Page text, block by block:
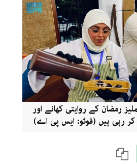
رمضان کے روایتی کھانے اور
رہی ہیں (فوٹو: ایس پی اے)